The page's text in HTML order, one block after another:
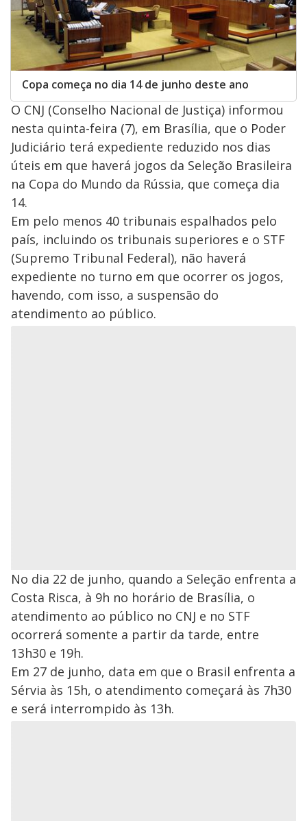
Copa começa no dia 14 de junho deste ano
O CNJ (Conselho Nacional de Justiça) informou
nesta quinta-feira (7), em Brasília, que o Poder
Judiciário terá expediente reduzido nos dias
úteis em que haverá jogos da Seleção Brasileira
na Copa do Mundo da Rússia, que começa dia
14.
Em pelo menos 40 tribunais espalhados pelo
país, incluindo os tribunais superiores e o STF
(Supremo Tribunal Federal), não haverá
expediente no turno em que ocorrer os jogos,
havendo, com isso, a suspensão do
atendimento ao público.
No dia 22 de junho, quando a Seleção enfrenta a
Costa Risca, à 9h no horário de Brasília, o
atendimento ao público no CNJ e no STF
ocorrerá somente a partir da tarde, entre
13h30 e 19h.
Em 27 de junho, data em que o Brasil enfrenta a
Sérvia às 15h, o atendimento começará às 7h30
e será interrompido às 13h.